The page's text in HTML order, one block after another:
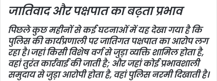
जातिवाद और पक्षपात का बढ़ता प्रभाव
पिछले कुछ महीनों से कई घटनाओं में यह देखा गया है कि
पुलिस की कार्यप्रणाली पर जातिगत पक्षपात का आरोप लग
रहा है। जहां किसी विशेष वर्ग से जुड़ा व्यक्ति शामिल होता है,
वहां तुरंत कार्रवाई की जाती है; और जहां कोई प्रभावशाली
समुदाय से जुड़ा आरोपी होता है, वहां पुलिस नरमी दिखाती है।